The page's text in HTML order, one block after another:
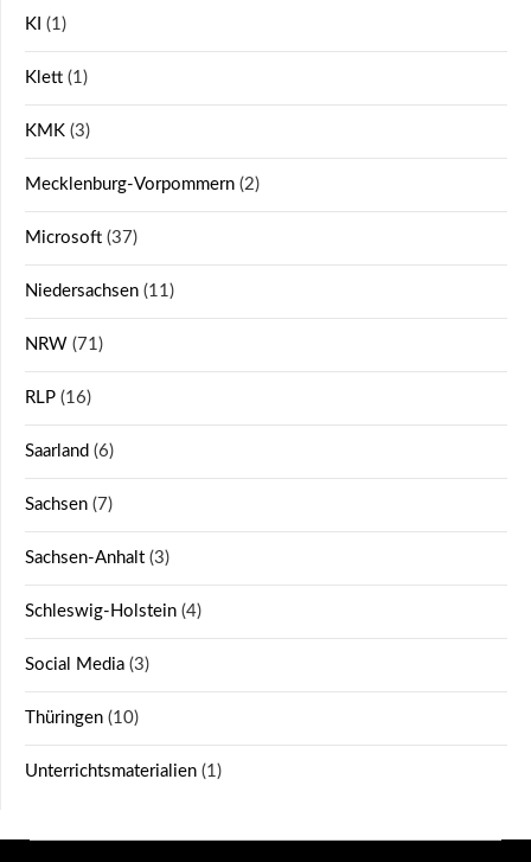
KI (1)
Klett (1)
KMK (3)
Mecklenburg-Vorpommern (2)
Microsoft (37)
Niedersachsen (11)
NRW (71)
RLP (16)
Saarland (6)
Sachsen (7)
Sachsen-Anhalt (3)
Schleswig-Holstein (4)
Social Media (3)
Thüringen (10)
Unterrichtsmaterialien (1)